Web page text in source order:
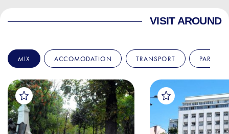
VISIT AROUND
MIX ACCOMODATION TRANSPORT PARKS